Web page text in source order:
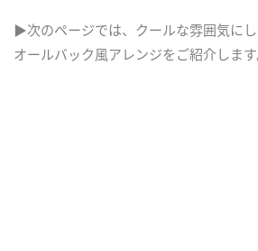
▶次のページでは、クールな雰囲気に
オールバック風アレンジをご紹介します